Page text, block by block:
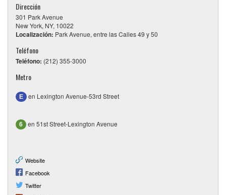
Dirección
301 Park Avenue
New York, NY, 10022
Localización: Park Avenue, entre las Calles 49 y 50
Teléfono
Teléfono: (212) 355-3000
Metro
E en Lexington Avenue-53rd Street
6 en 51st Street-Lexington Avenue
Website
Facebook
Twitter